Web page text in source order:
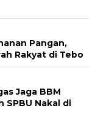
Pangan,
Rakyat di Tebo
Jaga BBM
SPBU Nakal di